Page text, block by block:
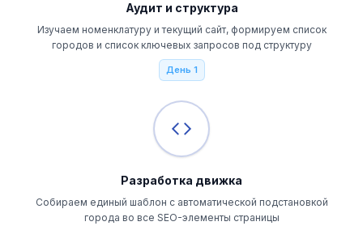
Аудит и структура
Изучаем номенклатуру и текущий сайт, формируем список
городов и список ключевых запросов под структуру
День 1
Разработка движка
Собираем единый шаблон с автоматической подстановкой
города во все SEO-элементы страницы